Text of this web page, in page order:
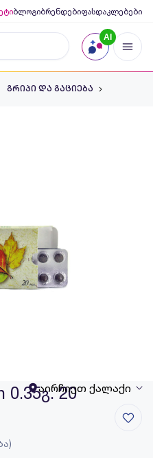
ბლოგიბრენდებიფასდაკლებები
AI
გრიპი და გაციება
0.35გ. 20
აირჩიეთ ქალაქი